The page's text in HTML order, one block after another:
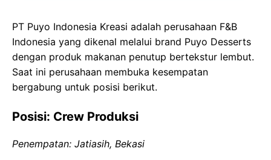
PT Puyo Indonesia Kreasi adalah perusahaan F&B
Indonesia yang dikenal melalui brand Puyo Desserts
dengan produk makanan penutup bertekstur lembut.
Saat ini perusahaan membuka kesempatan
bergabung untuk posisi berikut.
Posisi: Crew Produksi
Penempatan: Jatiasih, Bekasi